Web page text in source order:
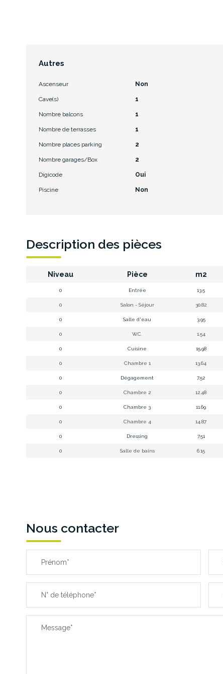
Autres
Ascenseur Non
Cave(s) 1
Nombre balcons 1
Nombre de terrasses 1
Nombre places parking 2
Nombre garages/Box 2
Digicode Oui
Piscine Non
Description des pièces
Niveau Pièce m2
0 Entrée 13.5
0 Salon - Séjour 30.82
0 Salle d'eau 3.95
0 W.C. 1.54
0 Cuisine 15.98
0 Chambre 1 13.64
0 Dégagement 7.52
0 Chambre 2 12.48
0 Chambre 3 11.69
0 Chambre 4 14.87
0 Dressing 7.51
0 Salle de bains 6.15
Nous contacter
Prénom*
N° de téléphone*
Message*